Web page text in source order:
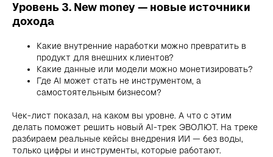
Уровень 3. New money — новые источники
дохода
Какие внутренние наработки можно превратить в
продукт для внешних клиентов?
Какие данные или модели можно монетизировать?
Где AI может стать не инструментом, а
самостоятельным бизнесом?
Чек-лист показал, на каком вы уровне. А что с этим
делать поможет решить новый AI-трек ЭВОЛЮТ. На треке
разбираем реальные кейсы внедрения ИИ — без воды,
только цифры и инструменты, которые работают.